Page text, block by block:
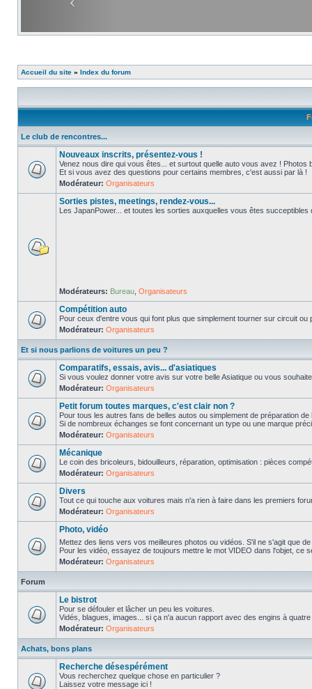
Accueil du site » Index du forum
Le club de rencontres...
Nouveaux inscrits, présentez-vous !
Venez nous dire qui vous êtes... et surtout quelle auto vous avez ! Photos
Et si vous avez des questions pour certains membres, c'est aussi par là !
Modérateur: Organisateurs
Sorties pistes, meetings, rendez-vous...
Les JapanPower... et toutes les sorties auxquelles vous êtes succeptibles
Modérateurs: Bureau Organisateurs
Compétition auto
Pour ceux d'entre vous qui font plus que simplement tourner sur circuit ou
Modérateur: Organisateurs
Et si nous parlions de voitures un peu ?
Comparatifs, essais, avis... d'asiatiques
Si vous voulez donner votre avis sur votre belle Asiatique ou vous
Modérateur: Organisateurs
Petit forum toutes marques, c'est clair non ?
Pour tous les autres fans de belles autos ou simplement de préparation de
Si de nombreux échanges se font concernant un type ou une marque
Modérateur: Organisateurs
Mécanique
Le coin des bricoleurs, bidouilleurs, réparation, optimisation : pièces
Modérateur: Organisateurs
Divers
Tout ce qui touche aux voitures mais n'a rien à faire dans les premiers
Modérateur: Organisateurs
Photo, vidéo
Mettez des liens vers vos meilleures photos ou vidéos. S'il ne s'agit que
Pour les vidéo, essayez de toujours mettre le mot VIDEO dans l'objet, ce
Modérateur: Organisateurs
Forum
Le bistrot
Pour se défouler et lâcher un peu les voitures.
Vidés, blagues, images... si ça n'a aucun rapport avec des engins à
Modérateur: Organisateurs
Achats, bons plans
Recherche désespérément
Vous recherchez quelque chose en particulier ?
Laissez votre message ici !